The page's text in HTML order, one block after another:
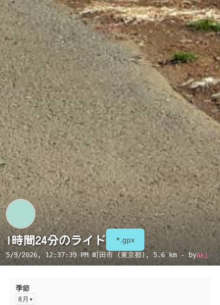
1時間24分のライド *.gpx
5/9/2026, 12:37:39 PM 町田市 (東京都) , 5.6 km - byAki
季節
8月